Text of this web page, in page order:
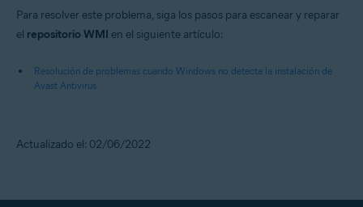
Para resolver este problema, siga los pasos para escanear y reparar
el repositorio WMI en el siguiente artículo:
Resolución de problemas cuando Windows no detecta la instalación de
Avast Antivirus
Actualizado el: 02/06/2022